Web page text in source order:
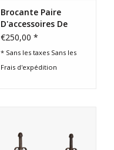
Brocante Paire
D'accessoires De
Cheminée
€250,00 *
* Sans les taxes Sans les
Frais d'expédition